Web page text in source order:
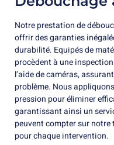
Notre prestation de
offrir des garanties
durabilité. Equipés de
procèdent à une
l’aide de caméras,
problème. Nous
pression pour éliminer
garantissant ainsi un
peuvent compter sur
pour chaque intervention.